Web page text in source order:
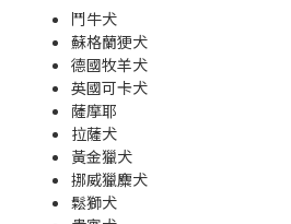
鬥牛犬
蘇格蘭㹴犬
德國牧羊犬
英國可卡犬
薩摩耶
拉薩犬
黃金獵犬
挪威獵麋犬
鬆獅犬